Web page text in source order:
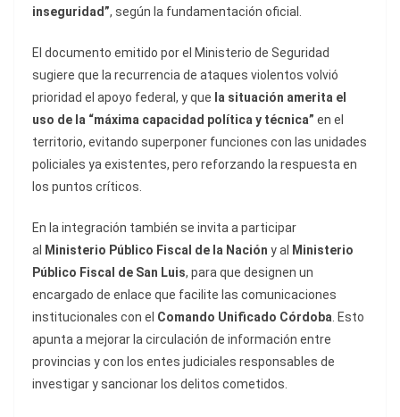
inseguridad”, según la fundamentación oficial.
El documento emitido por el Ministerio de Seguridad
sugiere que la recurrencia de ataques violentos volvió
prioridad el apoyo federal, y que la situación amerita el
uso de la “máxima capacidad política y técnica” en el
territorio, evitando superponer funciones con las unidades
policiales ya existentes, pero reforzando la respuesta en
los puntos críticos.
En la integración también se invita a participar
al Ministerio Público Fiscal de la Nación y al Ministerio
Público Fiscal de San Luis, para que designen un
encargado de enlace que facilite las comunicaciones
institucionales con el Comando Unificado Córdoba. Esto
apunta a mejorar la circulación de información entre
provincias y con los entes judiciales responsables de
investigar y sancionar los delitos cometidos.